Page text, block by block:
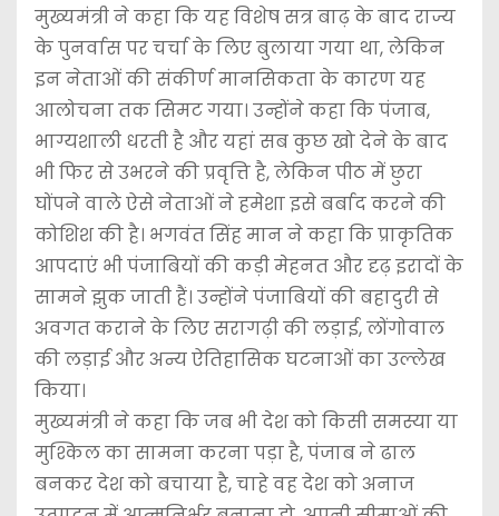
मुख्यमंत्री ने कहा कि यह विशेष सत्र बाढ़ के बाद राज्य
के पुनर्वास पर चर्चा के लिए बुलाया गया था, लेकिन
इन नेताओं की संकीर्ण मानसिकता के कारण यह
आलोचना तक सिमट गया। उन्होंने कहा कि पंजाब,
भाग्यशाली धरती है और यहां सब कुछ खो देने के बाद
भी फिर से उभरने की प्रवृत्ति है, लेकिन पीठ में छुरा
घोंपने वाले ऐसे नेताओं ने हमेशा इसे बर्बाद करने की
कोशिश की है। भगवंत सिंह मान ने कहा कि प्राकृतिक
आपदाएं भी पंजाबियों की कड़ी मेहनत और दृढ़ इरादों के
सामने झुक जाती हैं। उन्होंने पंजाबियों की बहादुरी से
अवगत कराने के लिए सरागढ़ी की लड़ाई, लोंगोवाल
की लड़ाई और अन्य ऐतिहासिक घटनाओं का उल्लेख
किया।
मुख्यमंत्री ने कहा कि जब भी देश को किसी समस्या या
मुश्किल का सामना करना पड़ा है, पंजाब ने ढाल
बनकर देश को बचाया है, चाहे वह देश को अनाज